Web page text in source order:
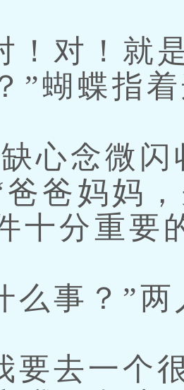
对！就
”蝴蝶指
心念微闪
爸爸妈妈
十分重要
事？”两
去一个